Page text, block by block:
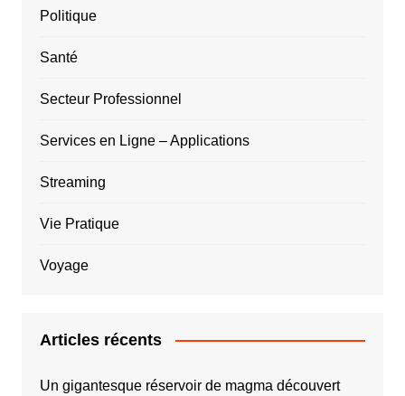
Politique
Santé
Secteur Professionnel
Services en Ligne – Applications
Streaming
Vie Pratique
Voyage
Articles récents
Un gigantesque réservoir de magma découvert